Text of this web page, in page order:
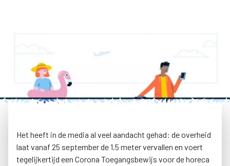
Het heeft in de media al veel aandacht gehad: de overheid
laat vanaf 25 september de 1,5 meter vervallen en voert
tegelijkertijd een Corona Toegangsbewijs voor de horeca